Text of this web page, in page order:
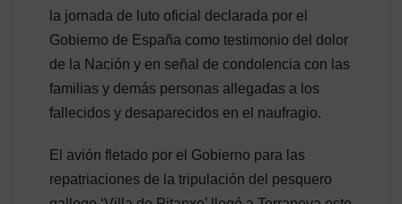
la jornada de luto oficial declarada por el
Gobierno de España como testimonio del dolor
de la Nación y en señal de condolencia con las
familias y demás personas allegadas a los
fallecidos y desaparecidos en el naufragio.
El avión fletado por el Gobierno para las
repatriaciones de la tripulación del pesquero